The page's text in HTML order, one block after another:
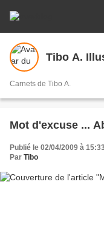
Tibo A.
Carnets de Tibo A.
Mot d'excuse ...
Publié le 02/04/2009 à
Par Tibo